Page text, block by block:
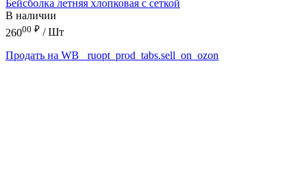
Бейсболка летняя хлопковая с сеткой
В наличии
26000 ₽ / Шт
Продать на WB
_ruopt_prod_tabs.sell_on_ozon